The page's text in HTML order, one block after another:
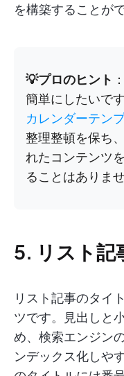
を構築することが
💡プロのヒント
簡単にしたいで
カレンダーテン
整理整頓を保ち
れたコンテンツ
ることはありま
5. リスト記
リスト記事のタイ
ツです。見出しと
め、検索エンジン
ンデックス化しや